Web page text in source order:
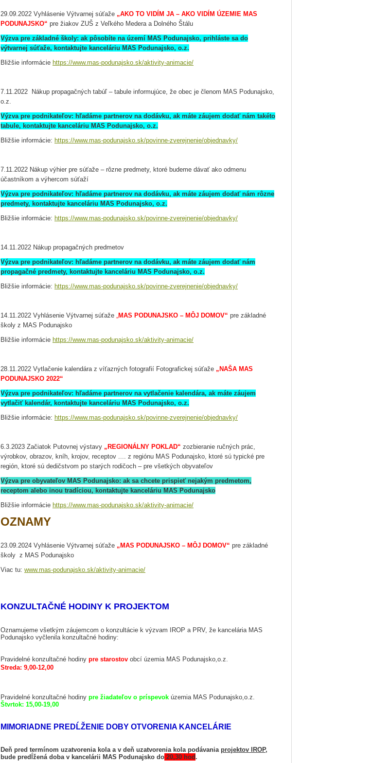
29.09.2022 Vyhlásenie Výtvarnej súťaže „AKO TO VIDÍM JA – AKO VIDÍM ÚZEMIE MAS
PODUNAJSKO“ pre žiakov ZUŠ z Veľkého Medera a Dolného Štálu
Výzva pre základné školy: ak pôsobíte na území MAS Podunajsko, prihláste sa do
výtvarnej súťaže, kontaktujte kanceláriu MAS Podunajsko, o.z.
Bližšie informácie https://www.mas-podunajsko.sk/aktivity-animacie/
7.11.2022 Nákup propagačných tabúľ – tabule informujúce, že obec je členom MAS Podunajsko,
o.z.
Výzva pre podnikateľov: hľadáme partnerov na dodávku, ak máte záujem dodať nám takéto
tabule, kontaktujte kanceláriu MAS Podunajsko, o.z.
Bližšie informácie: https://www.mas-podunajsko.sk/povinne-zverejnenie/objednavky/
7.11.2022 Nákup výhier pre súťaže – rôzne predmety, ktoré budeme dávať ako odmenu
účastníkom a výhercom súťaží
Výzva pre podnikateľov: hľadáme partnerov na dodávku, ak máte záujem dodať nám rôzne
predmety, kontaktujte kanceláriu MAS Podunajsko, o.z.
Bližšie informácie: https://www.mas-podunajsko.sk/povinne-zverejnenie/objednavky/
14.11.2022 Nákup propagačných predmetov
Výzva pre podnikateľov: hľadáme partnerov na dodávku, ak máte záujem dodať nám
propagačné predmety, kontaktujte kanceláriu MAS Podunajsko, o.z.
Bližšie informácie: https://www.mas-podunajsko.sk/povinne-zverejnenie/objednavky/
14.11.2022 Vyhlásenie Výtvarnej súťaže „MAS PODUNAJSKO – MÔJ DOMOV“ pre základné
školy z MAS Podunajsko
Bližšie informácie https://www.mas-podunajsko.sk/aktivity-animacie/
28.11.2022 Vytlačenie kalendára z víťazných fotografií Fotografickej súťaže „NAŠA MAS
PODUNAJSKO 2022“
Výzva pre podnikateľov: hľadáme partnerov na vytlačenie kalendára, ak máte záujem
vytlačiť kalendár, kontaktujte kanceláriu MAS Podunajsko, o.z.
Bližšie informácie: https://www.mas-podunajsko.sk/povinne-zverejnenie/objednavky/
6.3.2023 Začiatok Putovnej výstavy „REGIONÁLNY POKLAD“ zozbieranie ručných prác,
výrobkov, obrazov, kníh, krojov, receptov .... z regiónu MAS Podunajsko, ktoré sú typické pre
región, ktoré sú dedičstvom po starých rodičoch – pre všetkých obyvateľov
Výzva pre obyvateľov MAS Podunajsko: ak sa chcete prispieť nejakým predmetom,
receptom alebo inou tradíciou, kontaktujte kanceláriu MAS Podunajsko
Bližšie informácie https://www.mas-podunajsko.sk/aktivity-animacie/
OZNAMY
23.09.2024 Vyhlásenie Výtvarnej súťaže „MAS PODUNAJSKO – MÔJ DOMOV“ pre základné
školy z MAS Podunajsko
Viac tu: www.mas-podunajsko.sk/aktivity-animacie/
KONZULTAČNÉ HODINY K PROJEKTOM
Oznamujeme všetkým záujemcom o konzultácie k výzvam IROP a PRV, že kancelária MAS
Podunajsko vyčlenila konzultačné hodiny:
Pravidelné konzultačné hodiny pre starostov obcí územia MAS Podunajsko,o.z.
Streda: 9,00-12,00
Pravidelné konzultačné hodiny pre žiadateľov o príspevok územia MAS Podunajsko,o.z.
Štvrtok: 15,00-19,00
MIMORIADNE PREDĹŽENIE DOBY OTVORENIA KANCELÁRIE
Deň pred termínom uzatvorenia kola a v deň uzatvorenia kola podávania projektov IROP,
bude predĺžená doba v kancelárii MAS Podunajsko do 20,30 hod.